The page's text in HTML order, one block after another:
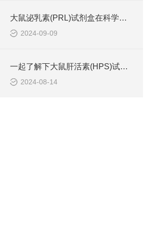
大鼠泌乳素(PRL)试剂盒在科学研究中非常重要
2024-09-09
一起了解下大鼠肝活素(HPS)试剂盒的存储方法
2024-08-14